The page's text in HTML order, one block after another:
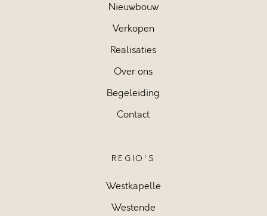
Nieuwbouw
Verkopen
Realisaties
Over ons
Begeleiding
Contact
REGIO'S
Westkapelle
Westende